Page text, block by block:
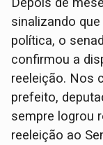
sinalizando
política, o
confirmou a
reeleição. Nos
prefeito,
sempre logrou
reeleição ao